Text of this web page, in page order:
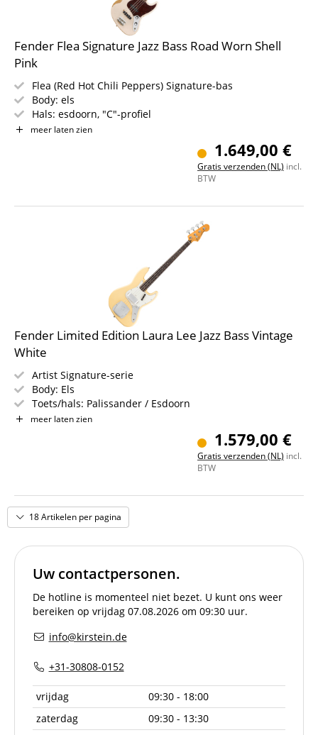
Fender Flea Signature Jazz Bass Road Worn Shell
Pink
Flea (Red Hot Chili Peppers) Signature-bas
Body: els
Hals: esdoorn, "C"-profiel
Toets: palissander
Pickups: 2x American Vintage '64 Single Coils
meer laten zien
1.649,00 €
Gratis verzenden (NL) incl.
BTW
Fender Limited Edition Laura Lee Jazz Bass Vintage
White
Artist Signature-serie
Body: Els
Toets/hals: Palissander / Esdoorn
Pickups: 2x Dimarzio Hum-Cancelling Ultra Jazz DP149
meer laten zien
1.579,00 €
Gratis verzenden (NL) incl.
BTW
18 Artikelen per pagina
Uw contactpersonen.
De hotline is momenteel niet bezet. U kunt ons weer
bereiken op vrijdag 07.08.2026 om 09:30 uur.
info@kirstein.de
+31-30808-0152
vrijdag
09:30 - 18:00
zaterdag
09:30 - 13:30